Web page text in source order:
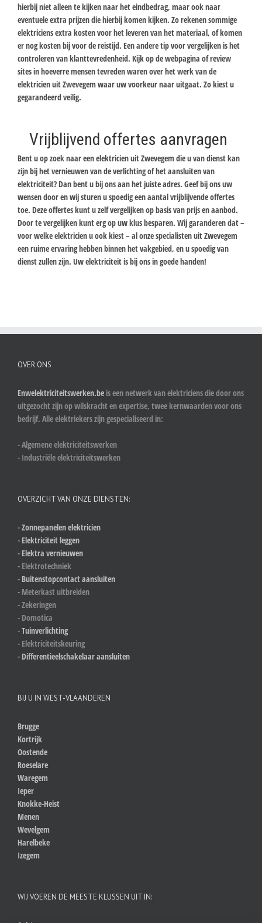
hierbij niet alleen te kijken naar het eindbedrag, maar ook naar
eventuele extra prijzen die hierbij komen kijken. Zo rekenen sommige
elektriciens extra kosten voor het leveren van het materiaal, of komen
er nog kosten bij voor de reistijd. Een andere tip voor vergelijken is het
controleren van klanttevredenheid. Kijk op de webpagina of review
sites in hoeverre mensen tevreden waren over het werk van de
elektricien uit Zwevegem waar uw voorkeur naar uitgaat. Zo kiest u
gegarandeerd veilig.
Vrijblijvend offertes aanvragen
Bent u op zoek naar een elektricien uit Zwevegem die u van dienst kan
zijn bij het vernieuwen van de verlichting of het aansluiten van
elektriciteit? Dan bent u bij ons aan het juiste adres. Geef bij ons uw
wensen door en wij sturen u spoedig een aantal vrijblijvende offertes
toe. Deze offertes kunt u zelf vergelijken op basis van prijs en aanbod.
Door te vergelijken kunt erg op uw klus besparen. Wij garanderen dat –
voor welke elektricien u ook kiest – al onze specialisten uit Zwevegem
een ruime ervaring hebben binnen het vakgebied, en u spoedig van
dienst zullen zijn. Uw elektriciteit is bij ons in goede handen!
OVER ONS
Enwelektriciteitswerken.be is een netwerk van elektriciens die door ons
uitgezocht zijn op wilskracht en expertise, twee kernwaarden voor ons
bedrijf. Alle elektriekers zijn gespecialiseerd in:
- Algemene elektriciteitswerken
- Industriële elektriciteitswerken
OVERZICHT VAN ONZE DIENSTEN:
-Zonnepanelen elektricien
- Elektriciteit leggen
- Elektra vernieuwen
- Elektrotechniek
- Buitenstopcontact aansluiten
- Meterkast uitbreiden
- Zekeringen
- Domotica
-Tuinverlichting
- Elektriciteitskeuring
- Differentieelschakelaar aansluiten
BIJ U IN WEST-VLAANDEREN
Brugge
Kortrijk
Oostende
Roeselare
Waregem
Ieper
Knokke-Heist
Menen
Wevelgem
Harelbeke
Izegem
WIJ VOEREN DE MEESTE KLUSSEN UIT IN: